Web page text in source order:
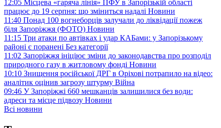
12:05 Місцева «гаряча лінія» ПФУ в Запорізькій області
працює до 19 серпня: що зміниться надалі Новини
11:40 Понад 100 вогнеборців залучали до ліквідації пожеж
біля Запоріжжя (ФОТО) Новини
11:15 Три атаки по автівках і удар КАБами: у Запорізькому
районі є поранені Без категорії
11:02 Запоріжжя ініціює зміни до законодавства про розподіл
природного газу в житловому фонді Новини
10:10 Знищення російської ДРГ в Оріхові потрапило на відео:
аналітик оцінив загрозу штурму Війна
09:46 У Запоріжжі 660 мешканців залишилися без води:
адреси та місце підвозу Новини
Всі новини